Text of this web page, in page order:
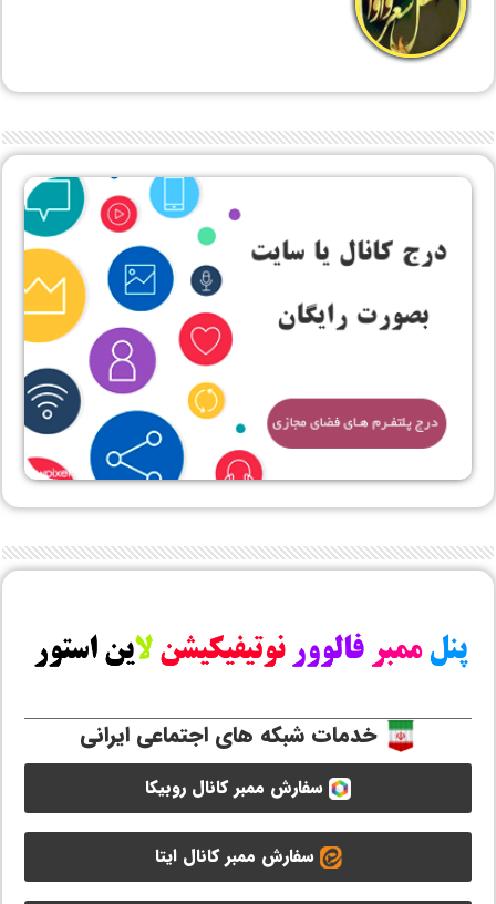
خدمات شبکه های اجتماعی ایرانی
سفارش ممبر کانال روبیکا
سفارش ممبر کانال ایتا